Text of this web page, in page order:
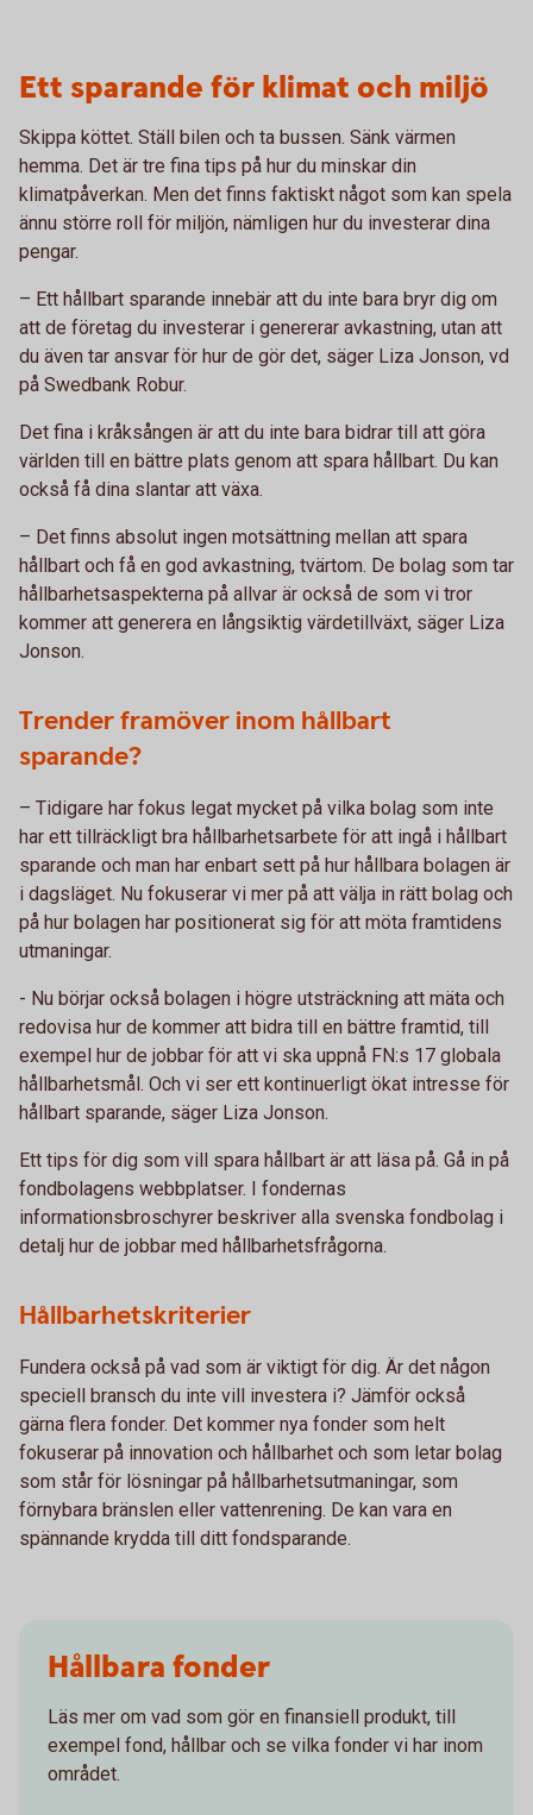
Ett sparande för klimat och miljö
Skippa köttet. Ställ bilen och ta bussen. Sänk värmen
hemma. Det är tre fina tips på hur du minskar din
klimatpåverkan. Men det finns faktiskt något som kan spela
ännu större roll för miljön, nämligen hur du investerar dina
pengar.
– Ett hållbart sparande innebär att du inte bara bryr dig om
att de företag du investerar i genererar avkastning, utan att
du även tar ansvar för hur de gör det, säger Liza Jonson, vd
på Swedbank Robur.
Det fina i kråksången är att du inte bara bidrar till att göra
världen till en bättre plats genom att spara hållbart. Du kan
också få dina slantar att växa.
– Det finns absolut ingen motsättning mellan att spara
hållbart och få en god avkastning, tvärtom. De bolag som tar
hållbarhetsaspekterna på allvar är också de som vi tror
kommer att generera en långsiktig värdetillväxt, säger Liza
Jonson.
Trender framöver inom hållbart
sparande?
– Tidigare har fokus legat mycket på vilka bolag som inte
har ett tillräckligt bra hållbarhetsarbete för att ingå i hållbart
sparande och man har enbart sett på hur hållbara bolagen är
i dagsläget. Nu fokuserar vi mer på att välja in rätt bolag och
på hur bolagen har positionerat sig för att möta framtidens
utmaningar.
- Nu börjar också bolagen i högre utsträckning att mäta och
redovisa hur de kommer att bidra till en bättre framtid, till
exempel hur de jobbar för att vi ska uppnå FN:s 17 globala
hållbarhetsmål. Och vi ser ett kontinuerligt ökat intresse för
hållbart sparande, säger Liza Jonson.
Ett tips för dig som vill spara hållbart är att läsa på. Gå in på
fondbolagens webbplatser. I fondernas
informationsbroschyrer beskriver alla svenska fondbolag i
detalj hur de jobbar med hållbarhetsfrågorna.
Hållbarhetskriterier
Fundera också på vad som är viktigt för dig. Är det någon
speciell bransch du inte vill investera i? Jämför också
gärna flera fonder. Det kommer nya fonder som helt
fokuserar på innovation och hållbarhet och som letar bolag
som står för lösningar på hållbarhetsutmaningar, som
förnybara bränslen eller vattenrening. De kan vara en
spännande krydda till ditt fondsparande.
Hållbara fonder
Läs mer om vad som gör en finansiell produkt, till
exempel fond, hållbar och se vilka fonder vi har inom
området.